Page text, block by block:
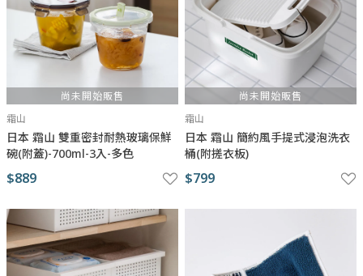
尚未開始販售
霜山
日本 霜山 雙重密封耐熱玻璃保鮮
碗(附蓋)-700ml-3入-多色
$889
尚未開始販售
霜山
日本 霜山 簡約風手提式浸泡洗衣
桶(附搓衣板)
$799